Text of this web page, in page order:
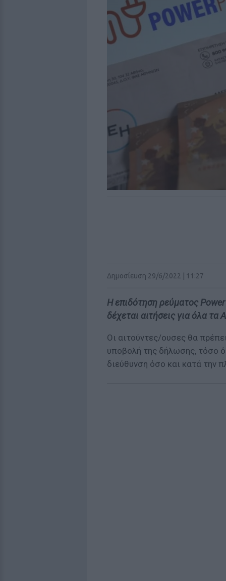
Δημοσίευση 29/6/2022 | 11:27
Η επιδότηση ρεύματος Power
δέχεται αιτήσεις για όλα τα
Οι αιτούντες/ουσες θα
υποβολή της δήλωσης, τόσο
διεύθυνση όσο και κατά την